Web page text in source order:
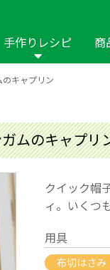
2016年 2015
手作りレシピ 商
ソーメニュ パ
キット 作品本
キャプリン
ムのキャプリ
クイック帽
ィ。いくつ
用具
布切はさみ